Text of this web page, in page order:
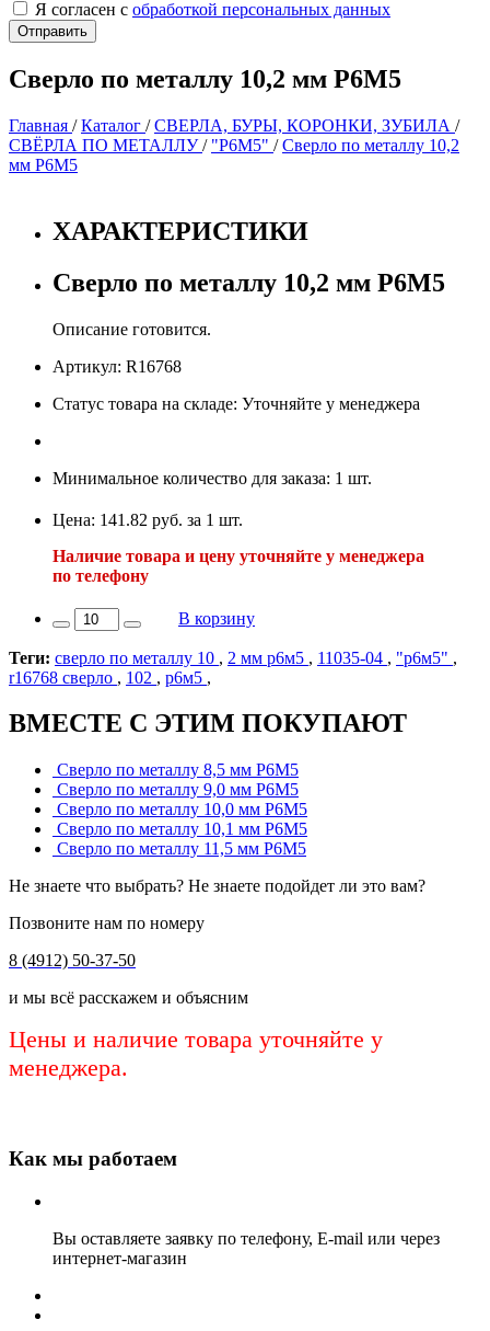
Я согласен с обработкой персональных данных
Сверло по металлу 10,2 мм Р6М5
Главная /Каталог /СВЕРЛА, БУРЫ, КОРОНКИ, ЗУБИЛА /
СВЁРЛА ПО МЕТАЛЛУ/ "Р6М5" /Сверло по металлу 10,2
мм Р6М5
ХАРАКТЕРИСТИКИ
Сверло по металлу 10,2 мм Р6М5
Описание готовится.
Артикул: R16768
Статус товара на складе: Уточняйте у менеджера
Минимальное количество для заказа: 1 шт.
Цена: 141.82 руб. за 1 шт.
Наличие товара и цену уточняйте у менеджера
по телефону
В корзину
Теги: сверло по металлу 10 , 2 мм р6м5 , 11035-04 , "р6м5" ,
r16768 сверло , 102 , р6м5 ,
ВМЕСТЕ С ЭТИМ ПОКУПАЮТ
Сверло по металлу 8,5 мм Р6М5
Сверло по металлу 9,0 мм Р6М5
Сверло по металлу 10,0 мм Р6М5
Сверло по металлу 10,1 мм Р6М5
Сверло по металлу 11,5 мм Р6М5
Не знаете что выбрать? Не знаете подойдет ли это вам?
Позвоните нам по номеру
8 (4912) 50-37-50
и мы всё расскажем и объясним
Цены и наличие товара уточняйте у
менеджера.
Как мы работаем
Вы оставляете заявку по телефону, E-mail или через
интернет-магазин